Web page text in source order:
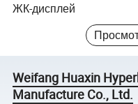
ЖК-дисплей
Weifang Huaxin
Manufacture Co., Ltd.